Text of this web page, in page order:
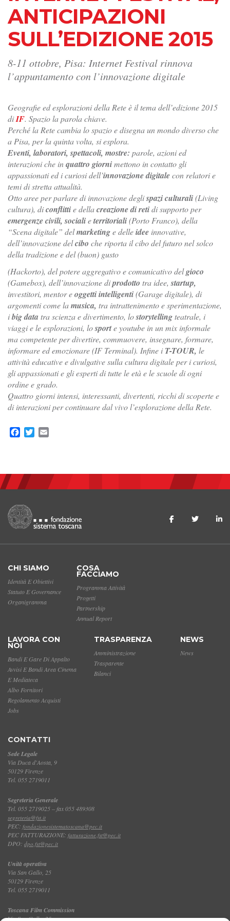
ANTICIPAZIONI
SULL’EDIZIONE 2015
8-11 ottobre, Pisa: Internet Festival rinnova
l’appuntamento con l’innovazione digitale
Geografie ed esplorazioni della Rete è il tema dell’edizione 2015
diIF. Spazio la parola chiave.
Perché la Rete cambia lo spazio e disegna un mondo diverso che
a Pisa, per la quinta volta, si esplora.
Eventi, laboratori, spettacoli, mostre: parole, azioni ed
interazioni che inquattro giornimettono in contatto gli
appassionati ed i curiosi dell’innovazione digitalecon relatori e
temi di stretta attualità.
Otto aree per parlare di innovazione deglispazi culturali(Living
cultura), diconflittie dellacreazione di retidi supporto per
emergenze civili, socialieterritoriali(Porto Franco), della
“Scena digitale” delmarketinge delleidee innovative,
dell’innovazione delcibo che riporta il cibo del futuro nel solco
della tradizione e del (buon) gusto
(Hackorto), del potere aggregativo e comunicativo delgioco
(Gamebox), dell’innovazione diprodotto tra idee, startup,
investitori, mentor eoggetti intelligenti(Garage digitale), di
argomenti come lamusica, tra intrattenimento e sperimentazione,
ibig data tra scienza e divertimento, lostorytellingteatrale, i
viaggi e le esplorazioni, losporte youtube in un mix informale
ma competente per divertire, commuovere, insegnare, formare,
informare ed emozionare (IF Terminal). Infine iT-TOUR, le
attività educative e divulgative sulla cultura digitale per i curiosi,
gli appassionati e gli esperti di tutte le età e le scuole di ogni
ordine e grado.
Quattro giorni intensi, interessanti, divertenti, ricchi di scoperte e
di interazioni per continuare dal vivo l’esplorazione della Rete.
Facebook
Twitter
CHI SIAMO
Identità E Obiettivi
Statuto E Governance
Organigramma
COSA
FACCIAMO
Programma Attività
Progetti
Partnership
Annual Report
LAVORA CON
NOI
Bandi E Gare Di Appalto
Avvisi E Bandi Area Cinema
E Mediateca
Albo Fornitori
Regolamento Acquisti
Jobs
TRASPARENZA
Amministrazione
Trasparente
Bilanci
NEWS
News
CONTATTI
Sede Legale
Via Duca d'Aosta, 9
50129 Firenze
Tel. 055 2719011
Segreteria Generale
Tel. 055 2719025 – fax 055 489308
segreteria@fst.it
PEC: fondazionesistematoscana@pec.it
PEC FATTURAZIONE: fatturazione.fst@pec.it
DPO: dpo.fst@pec.it
Unità operativa
Via San Gallo, 25
50129 Firenze
Tel. 055 2719011
Toscana Film Commission
Via San Gallo, 25